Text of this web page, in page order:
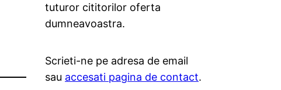
tuturor cititorilor oferta
dumneavoastra.
Scrieti-ne pe adresa de email
sau accesati pagina de contact.